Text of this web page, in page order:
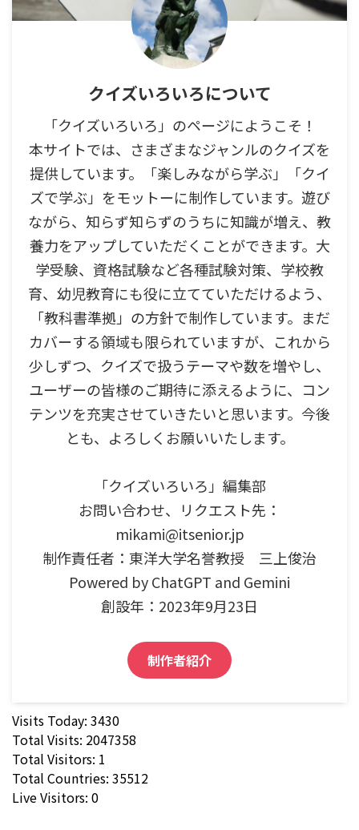
クイズいろいろについて
「クイズいろいろ」のページにようこそ！
本サイトでは、さまざまなジャンルのクイズを
提供しています。「楽しみながら学ぶ」「クイ
ズで学ぶ」をモットーに制作しています。遊び
ながら、知らず知らずのうちに知識が増え、教
養力をアップしていただくことができます。大
学受験、資格試験など各種試験対策、学校教
育、幼児教育にも役に立てていただけるよう、
「教科書準拠」の方針で制作しています。まだ
カバーする領域も限られていますが、これから
少しずつ、クイズで扱うテーマや数を増やし、
ユーザーの皆様のご期待に添えるように、コン
テンツを充実させていきたいと思います。今後
とも、よろしくお願いいたします。
「クイズいろいろ」編集部
お問い合わせ、リクエスト先：
mikami@itsenior.jp
制作責任者：東洋大学名誉教授 三上俊治
Powered by ChatGPT and Gemini
創設年：2023年9月23日
制作者紹介
Visits Today: 3430
Total Visits: 2047358
Total Visitors: 1
Total Countries: 35512
Live Visitors: 0